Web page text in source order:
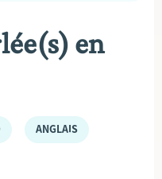
en
ANGLAIS